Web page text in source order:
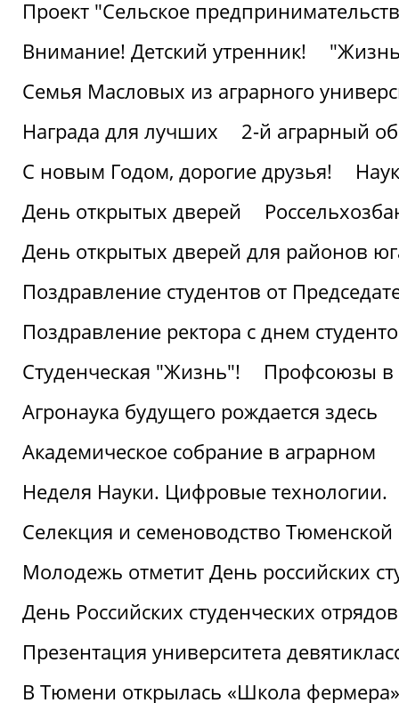
Проект "Сельское
Внимание! Детский утренник!
Семья Масловых из аграрного
Награда для лучших
2-й аграрный
С новым Годом, дорогие друзья!
День открытых дверей
День открытых дверей для районов
Поздравление студентов от
Поздравление ректора с днем
Студенческая "Жизнь"!
Профсоюзы в
Агронаука будущего рождается здесь
Академическое собрание в аграрном
Неделя Науки. Цифровые технологии.
Селекция и семеноводство Тюменской
Молодежь отметит День российских
День Российских студенческих
Презентация университета
В Тюмени открылась «Школа фермера»